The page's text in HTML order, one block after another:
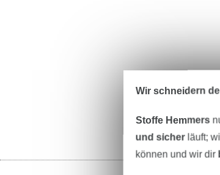
Wir schneidern
Stoffe Hemmers
und sicherläuft;
können und wir dir